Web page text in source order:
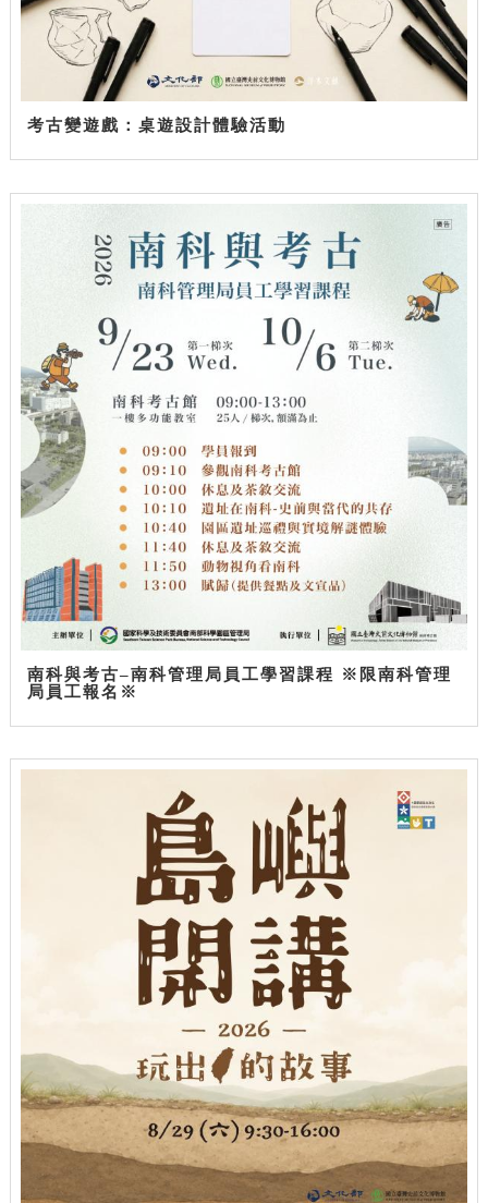
考古變遊戲：桌遊設計體驗活動
南科與考古–南科管理局員工學習課程 ※限南科管理
局員工報名※